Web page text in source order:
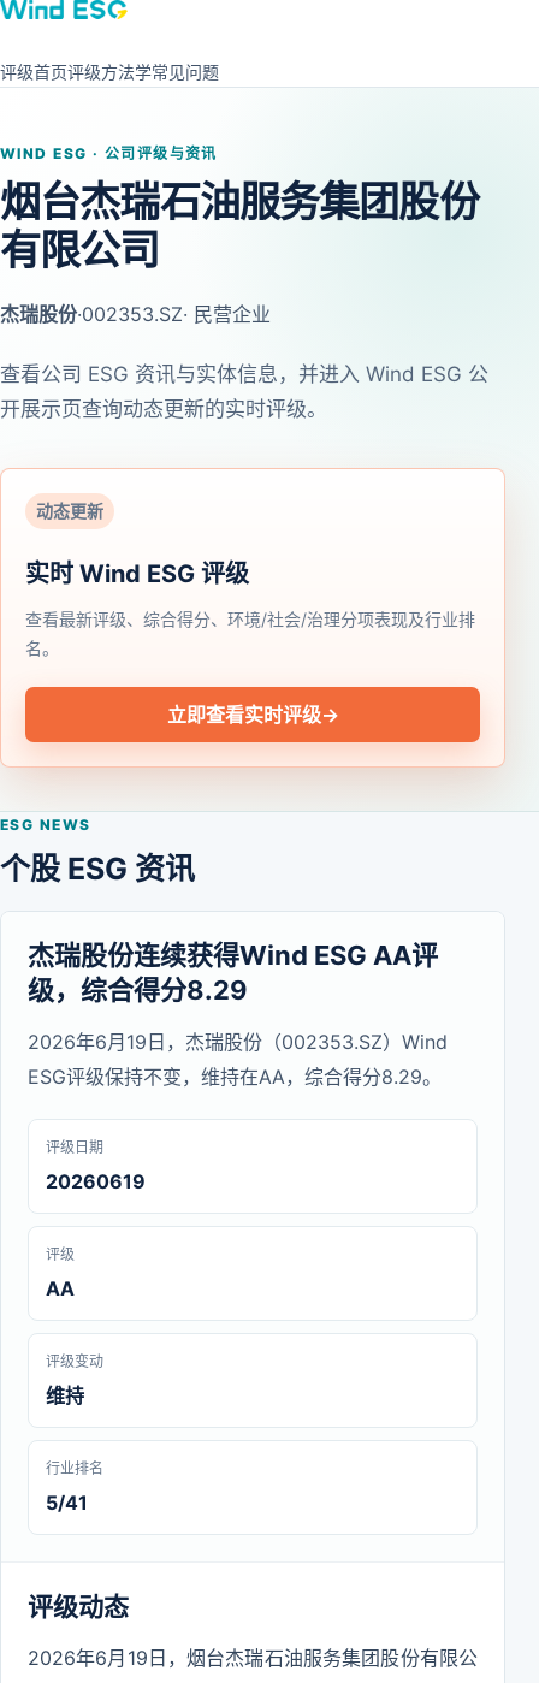
评级首页评级方法学常见问题
WIND ESG · 公司评级与资讯
烟台杰瑞石油服务集团股份
有限公司
杰瑞股份·002353.SZ· 民营企业
查看公司 ESG 资讯与实体信息，并进入 Wind ESG 公
开展示页查询动态更新的实时评级。
动态更新
实时 Wind ESG 评级
查看最新评级、综合得分、环境/社会/治理分项表现及行业排
名。
立即查看实时评级→
ESG NEWS
个股 ESG 资讯
杰瑞股份连续获得Wind ESG AA评
级，综合得分8.29
2026年6月19日，杰瑞股份（002353.SZ）Wind
ESG评级保持不变，维持在AA，综合得分8.29。
评级日期
20260619
评级
AA
评级变动
维持
行业排名
5/41
评级动态
2026年6月19日，烟台杰瑞石油服务集团股份有限公